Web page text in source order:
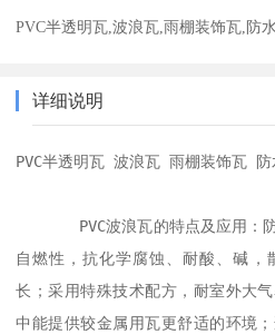
PVC半透明瓦,波浪瓦,雨棚装饰瓦,防
详细说明
PVC半透明瓦 波浪瓦 雨棚装饰瓦
自燃性，抗化学腐蚀、耐酸、碱，
长；采用特殊技术配方，耐室外大
中能提供较金属用瓦更舒适的环境